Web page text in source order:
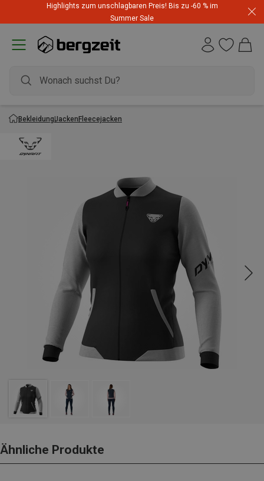
Highlights zum unschlagbaren Preis! Bis zu -60 % im
Summer Sale
BekleidungJackenFleecejacken
Ähnliche Produkte